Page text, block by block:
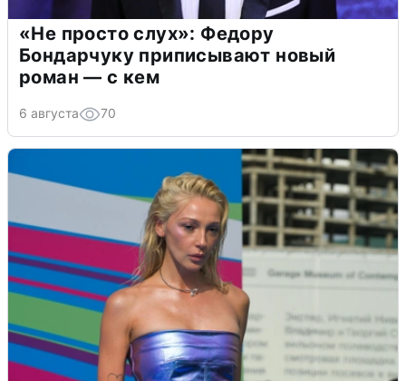
«Не просто слух»: Федору
Бондарчуку приписывают новый
роман — с кем
6 августа 70